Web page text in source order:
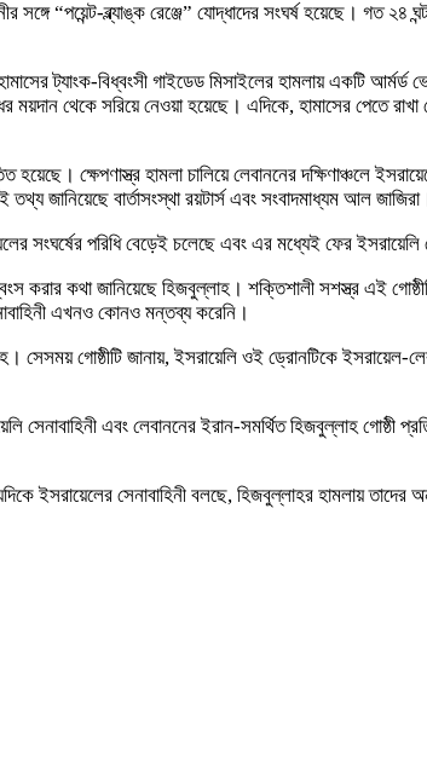
“পয়েন্ট-ব্ল্যাঙ্ক রেঞ্জে” যোদ্ধাদের সংঘর্ষ হয়েছে। গত ২৪
ট্যাংক-বিধ্বংসী গাইডেড মিসাইলের হামলায় একটি
থেকে সরিয়ে নেওয়া হয়েছে। এদিকে, হামাসের পেতে রাখা
ক্ষেপণাস্ত্র হামলা চালিয়ে লেবাননের দক্ষিণাঞ্চলে
জানিয়েছে বার্তাসংস্থা রয়টার্স এবং সংবাদমাধ্যম আল
সংঘর্ষের পরিধি বেড়েই চলেছে এবং এর মধ্যেই ফের
কথা জানিয়েছে হিজবুল্লাহ। শক্তিশালী সশস্ত্র এই
এখনও কোনও মন্তব্য করেনি।
সেসময় গোষ্ঠীটি জানায়, ইসরায়েলি ওই ড্রোনটিকে ইসরায়েল-
এবং লেবাননের ইরান-সমর্থিত হিজবুল্লাহ গোষ্ঠী
ইসরায়েলের সেনাবাহিনী বলছে, হিজবুল্লাহর হামলায়